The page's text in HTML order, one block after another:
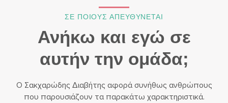
ΣΕ ΠΟΙΟΥΣ ΑΠΕΥΘΥΝΕΤΑΙ
Ανήκω και εγώ σε
αυτήν την ομάδα;
Ο Σακχαρώδης Διαβήτης αφορά συνήθως ανθρώπους
που παρουσιάζουν τα παρακάτω χαρακτηριστικά.